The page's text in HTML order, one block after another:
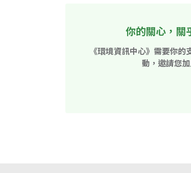
你的關心，關
《環境資訊中心》需要你
動，邀請您